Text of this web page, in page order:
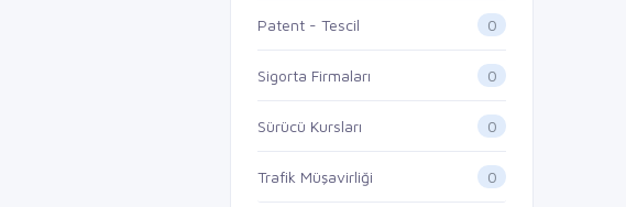
Patent - Tescil 0
Sigorta Firmaları 0
Sürücü Kursları 0
Trafik Müşavirliği 0